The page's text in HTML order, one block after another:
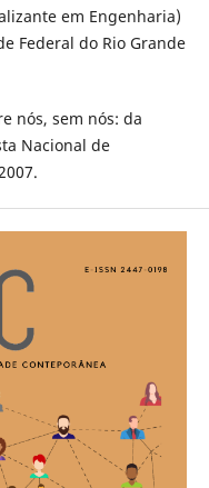
em Engenharia)
Federal do Rio Grande
nós, sem nós: da
Nacional de